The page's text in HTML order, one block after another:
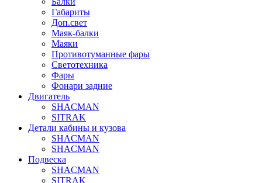
Габариты
Доп.свет
Маяк-балки
Маяки
Противотуманные фары
Светотехника
Фары
Фонари задние
Двигатель
SHACMAN
SITRAK
Детали кабины и кузова
SHACMAN
SHACMAN
Подвеска
SHACMAN
SITRAK